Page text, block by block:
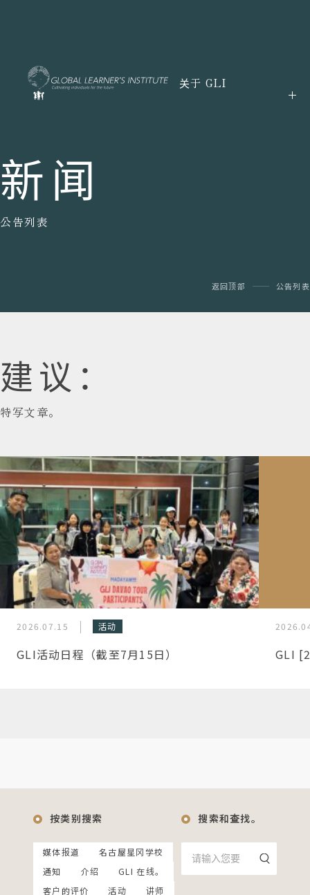
关于 GLI
新闻
公告列表
返回顶部 公告列表
建议：
特写文章。
2026.07.15 活动
GLI活动日程（截至7月15日） GLI
按类别搜索
媒体报道
名古屋星冈学校
通知
介绍
GLI 在线。
客户的评价
活动
讲师
搜索和查找。